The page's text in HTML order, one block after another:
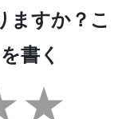
ますか？こ
書く